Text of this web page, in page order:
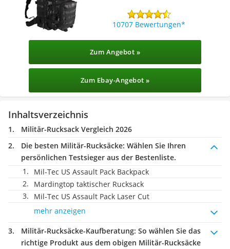
10707 Bewertungen
Zum Angebot »
Zum Ebay-Angebot »
Inhaltsverzeichnis
Militär-Rucksack Vergleich 2026
Die besten Militär-Rucksäcke: Wählen Sie Ihren
persönlichen Testsieger aus der Bestenliste.
Mil-Tec US Assault Pack Backpack
Mardingtop taktischer Rucksack
Mil-Tec US Assault Pack Laser Cut
mehr anzeigen
Militär-Rucksäcke-Kaufberatung: So wählen Sie das
richtige Produkt aus dem obigen Militär-Rucksäcke